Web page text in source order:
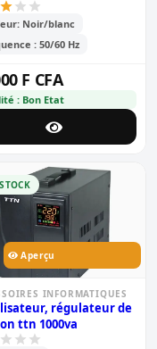
Noir/blanc
: 50/60 Hz
F CFA
: Bon Etat
Aperçu
INFORMATIQUES
régulateur de
ttn 1000va